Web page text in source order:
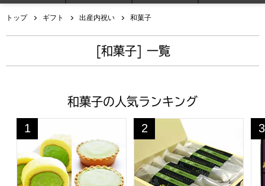
トップ ギフト 出産内祝い 和菓子
[和菓子] 一覧
和菓子の人気ランキング
京都宇治 茶游堂 濃茶ロールケーキ＆抹茶チーズケーキ4
1
位
京都宇治 茶游堂 抹茶フィナ
2
位 3
位